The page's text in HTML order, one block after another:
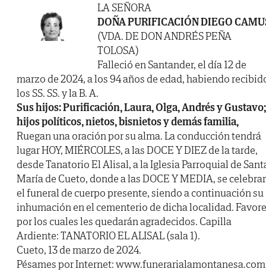
LA SEÑORA
DOÑA PURIFICACIÓN DIEGO
(VDA. DE DON ANDRÉS PEÑA
TOLOSA)
Falleció en Santander, el día 12 de
marzo de 2024, a los 94 años de edad, habiendo
los SS. SS. y la B. A.
Sus hijos: Purificación, Laura, Olga, Andrés y Gustavo;
hijos políticos, nietos, bisnietos y demás familia,
Ruegan una oración por su alma. La conducción tendrá
lugar HOY, MIÉRCOLES, a las DOCE Y DIEZ de la tarde,
desde Tanatorio El Alisal, a la Iglesia Parroquial de
María de Cueto, donde a las DOCE Y MEDIA, se
el funeral de cuerpo presente, siendo a continuación su
inhumación en el cementerio de dicha localidad.
por los cuales les quedarán agradecidos. Capilla
Ardiente: TANATORIO EL ALISAL (sala 1).
Cueto, 13 de marzo de 2024.
Pésames por Internet: www.funerarialamontanesa.com